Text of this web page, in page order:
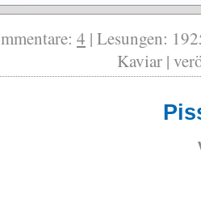
4 | Lesungen:
Kaviar |